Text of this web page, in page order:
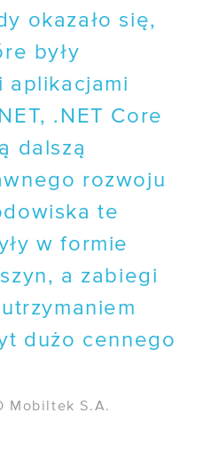
okazało się,
były
aplikacjami
.NET Core
dalszą
rozwoju
te
w formie
a zabiegi
dużo cennego
Mobiltek S.A.